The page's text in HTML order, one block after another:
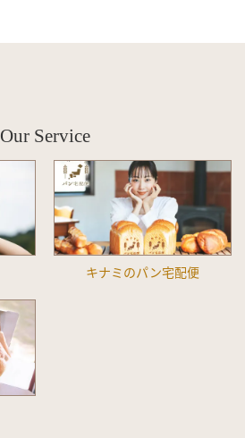
Our Service
キナミのパン宅配便